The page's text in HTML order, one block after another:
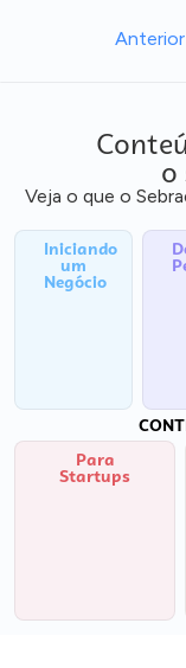
Anterior
o
Veja o que o
Iniciando
um
Negócio
Para
Startups